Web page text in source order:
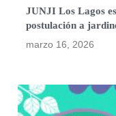
JUNJI Los Lagos
postulación a
marzo 16, 2026